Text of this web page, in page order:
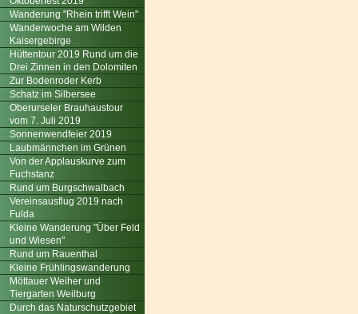
Wanderung "Rhein trifft Wein"
Wanderwoche am Wilden
Kaisergebirge
Hüttentour 2019 Rund um die
Drei Zinnen in den Dolomiten
Zur Bodenroder Kerb
Schatz im Silbersee
Oberurseler Brauhaustour
vom 7. Juli 2019
Sonnenwendfeier 2019
Laubmännchen im Grünen
Von der Applauskurve zum
Fuchstanz
Rund um Burgschwalbach
Vereinsausflug 2019 nach
Fulda
Kleine Wanderung "Über Feld
und Wiesen"
Rund um Rauenthal
Kleine Frühlingswanderung
Möttauer Weiher und
Tiergarten Weilburg
Durch das Naturschutzgebiet